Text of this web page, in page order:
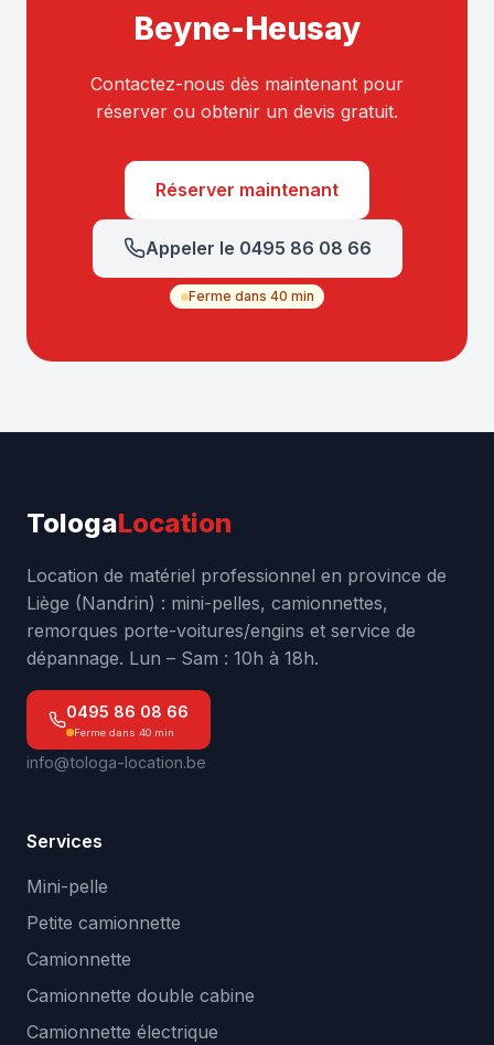
Beyne-Heusay
Contactez-nous dès maintenant pour
réserver ou obtenir un devis gratuit.
Réserver maintenant
Appeler le 0495 86 08 66
Ferme dans 40 min
TologaLocation
Location de matériel professionnel en province de
Liège (Nandrin) : mini-pelles, camionnettes,
remorques porte-voitures/engins et service de
dépannage. Lun – Sam : 10h à 18h.
0495 86 08 66
Ferme dans 40 min
info@tologa-location.be
Services
Mini-pelle
Petite camionnette
Camionnette
Camionnette double cabine
Camionnette électrique